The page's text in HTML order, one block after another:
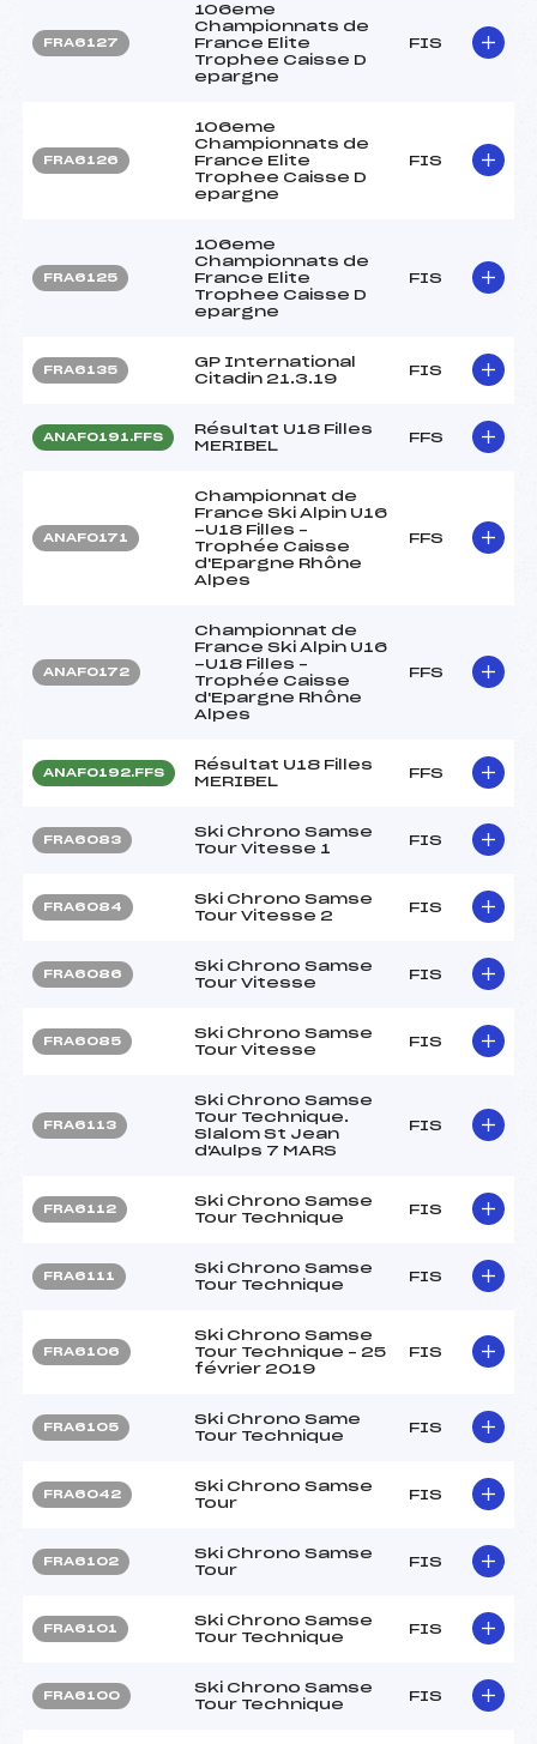
FRA6127
106eme
Championnats de
France Elite
Trophee Caisse D
epargne
FIS
FRA6126
106eme
Championnats de
France Elite
Trophee Caisse D
epargne
FIS
FRA6125
106eme
Championnats de
France Elite
Trophee Caisse D
epargne
FIS
FRA6135
GP International
Citadin 21.3.19
FIS
ANAF0191.FFS
Résultat U18 Filles
MERIBEL
FFS
ANAF0171
Championnat de
France Ski Alpin U16
-U18 Filles –
Trophée Caisse
d'Epargne Rhône
Alpes
FFS
ANAF0172
Championnat de
France Ski Alpin U16
-U18 Filles –
Trophée Caisse
d'Epargne Rhône
Alpes
FFS
ANAF0192.FFS
Résultat U18 Filles
MERIBEL
FFS
FRA6083
Ski Chrono Samse
Tour Vitesse 1
FIS
FRA6084
Ski Chrono Samse
Tour Vitesse 2
FIS
FRA6086
Ski Chrono Samse
Tour Vitesse
FIS
FRA6085
Ski Chrono Samse
Tour Vitesse
FIS
FRA6113
Ski Chrono Samse
Tour Technique.
Slalom St Jean
d'Aulps 7 MARS
FIS
FRA6112
Ski Chrono Samse
Tour Technique
FIS
FRA6111
Ski Chrono Samse
Tour Technique
FIS
FRA6106
Ski Chrono Samse
Tour Technique – 25
février 2019
FIS
FRA6105
Ski Chrono Same
Tour Technique
FIS
FRA6042
Ski Chrono Samse
Tour
FIS
FRA6102
Ski Chrono Samse
Tour
FIS
FRA6101
Ski Chrono Samse
Tour Technique
FIS
FRA6100
Ski Chrono Samse
Tour Technique
FIS